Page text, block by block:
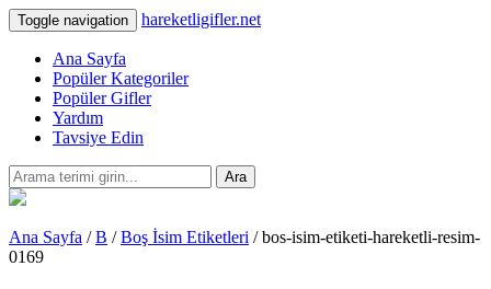
Toggle navigation hareketligifler.net
Ana Sayfa
Popüler Kategoriler
Popüler Gifler
Yardım
Tavsiye Edin
Ara
Ana Sayfa /B /Boş İsim Etiketleri / bos-isim-etiketi-hareketli-resim-
0169